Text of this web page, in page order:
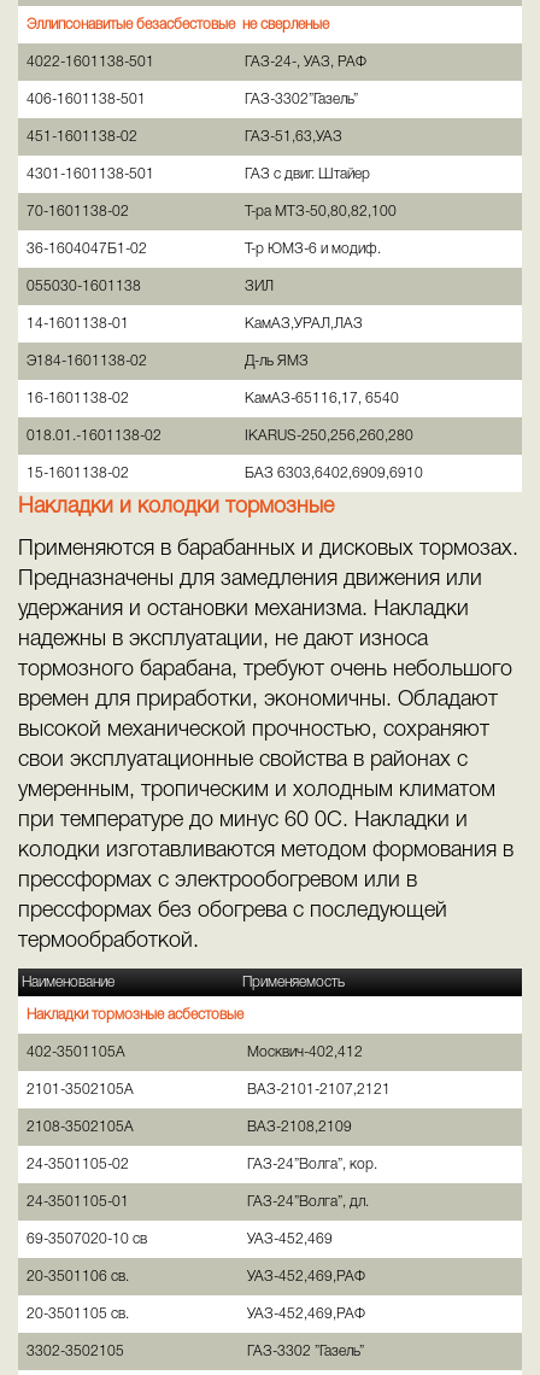
Эллипсонавитые безасбестовые не сверленые
4022-1601138-501 ГАЗ-24-, УАЗ, РАФ
406-1601138-501 ГАЗ-3302”Газель”
451-1601138-02 ГАЗ-51,63,УАЗ
4301-1601138-501 ГАЗ с двиг. Штайер
70-1601138-02 Т-ра МТЗ-50,80,82,100
36-1604047Б1-02 Т-р ЮМЗ-6 и модиф.
055030-1601138 ЗИЛ
14-1601138-01 КамАЗ,УРАЛ,ЛАЗ
Э184-1601138-02 Д-ль ЯМЗ
16-1601138-02 КамАЗ-65116,17, 6540
018.01.-1601138-02 IKARUS-250,256,260,280
15-1601138-02 БАЗ 6303,6402,6909,6910
Накладки и колодки тормозные
Применяются в барабанных и дисковых тормозах.
Предназначены для замедления движения или
удержания и остановки механизма. Накладки
надежны в эксплуатации, не дают износа
тормозного барабана, требуют очень небольшого
времен для приработки, экономичны. Обладают
высокой механической прочностью, сохраняют
свои эксплуатационные свойства в районах с
умеренным, тропическим и холодным климатом
при температуре до минус 60 0С. Накладки и
колодки изготавливаются методом формования в
прессформах с электрообогревом или в
прессформах без обогрева с последующей
термообработкой.
Наименование Применяемость
Накладки тормозные асбестовые
402-3501105А Москвич-402,412
2101-3502105А ВАЗ-2101-2107,2121
2108-3502105А ВАЗ-2108,2109
24-3501105-02 ГАЗ-24”Волга”, кор.
24-3501105-01 ГАЗ-24”Волга”, дл.
69-3507020-10 св УАЗ-452,469
20-3501106 св. УАЗ-452,469,РАФ
20-3501105 св. УАЗ-452,469,РАФ
3302-3502105 ГАЗ-3302 ”Газель”